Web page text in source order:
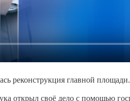
реконструкция главной площади.
открыл своё дело с помощью